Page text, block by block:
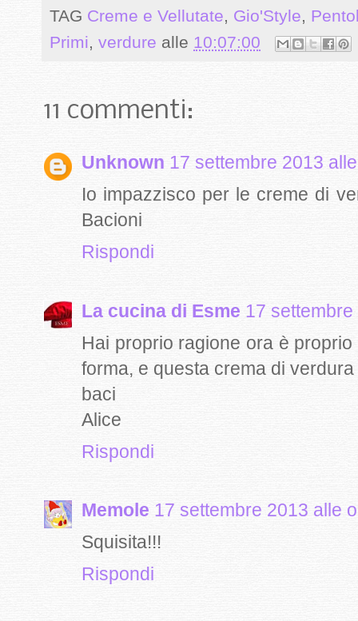
TAG Creme e Vellutate, Gio'Style,
Primi, verdure alle 10:07:00
11 commenti:
Unknown 17 settembre 2013
Io impazzisco per le creme di
Bacioni
Rispondi
La cucina di Esme 17
Hai proprio ragione ora è
forma, e questa crema di
baci
Alice
Rispondi
Memole 17 settembre 2013 alle
Squisita!!!
Rispondi